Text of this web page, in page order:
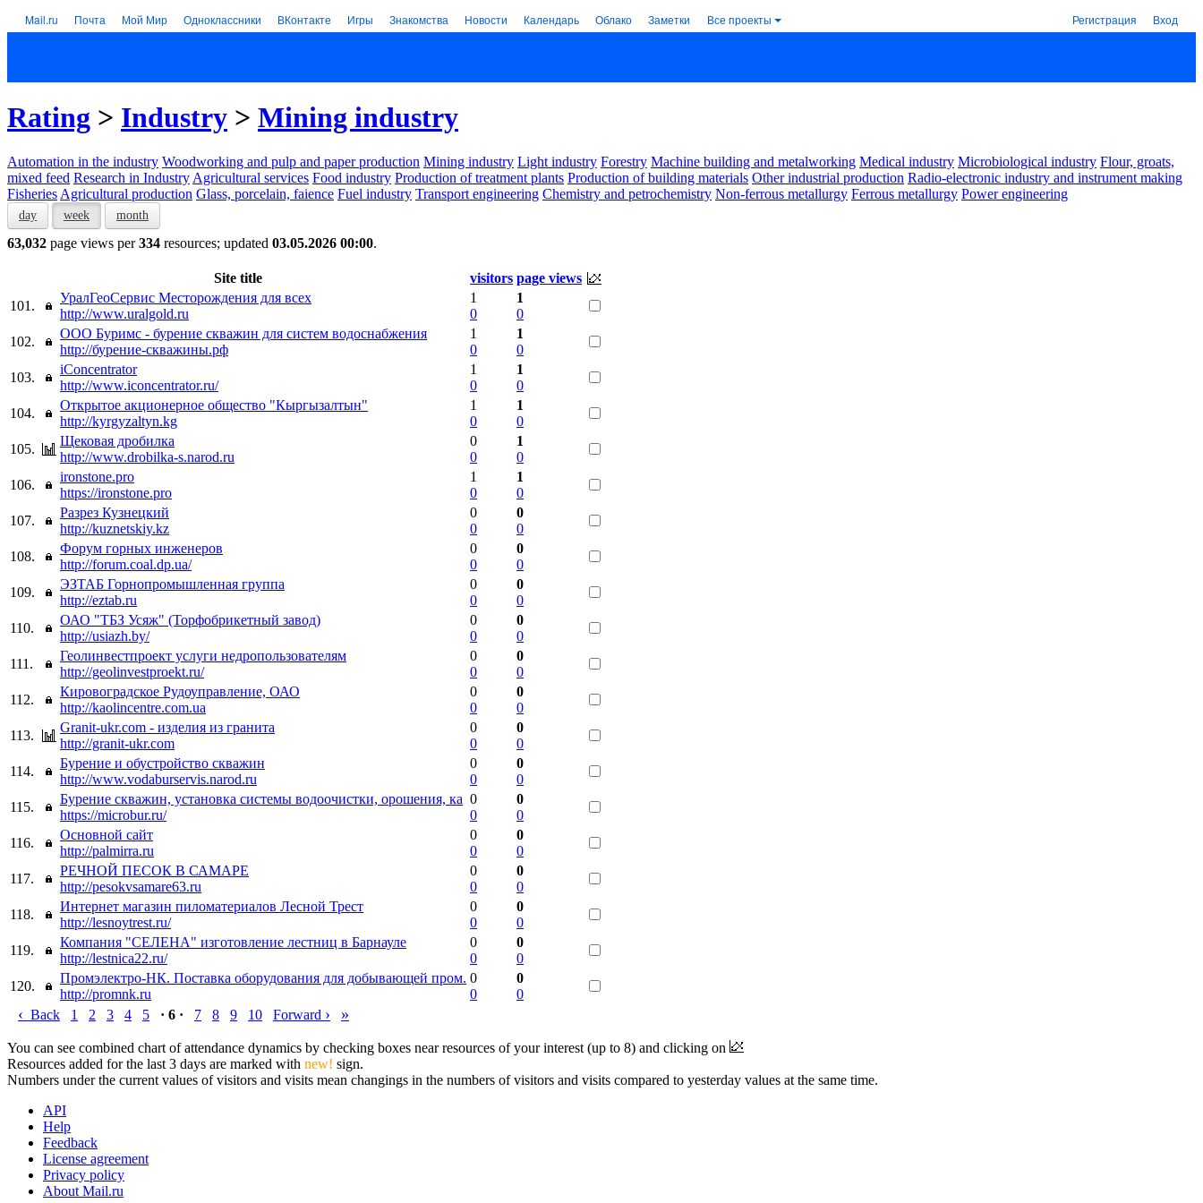
Mail.ru Почта Мой Мир Одноклассники ВКонтакте Игры Знакомства Новости Календарь Облако Заметки Все проекты Регистрация Вход
Rating > Industry > Mining industry
Automation in the industry Woodworking and pulp and paper production Mining industry Light industry Forestry Machine building and metalworking Medical industry Microbiological industry Flour, groats,
mixed feed Research in Industry Agricultural services Food industry Production of treatment plants Production of building materials Other industrial production Radio-electronic industry and instrument making
Fisheries Agricultural production Glass, porcelain, faience Fuel industry Transport engineering Chemistry and petrochemistry Non-ferrous metallurgy Ferrous metallurgy Power engineering
day week month
63,032 page views per334 resources; updated 03.05.2026 00:00.
Site title visitors page views
101.
УралГеоСервис Месторождения для всех
http://www.uralgold.ru
1
0
1
0
102.
ООО Буримс - бурение скважин для систем водоснабжения
http://бурение-скважины.рф
1
0
1
0
103.
iConcentrator
http://www.iconcentrator.ru/
1
0
1
0
104.
Открытое акционерное общество "Кыргызалтын"
http://kyrgyzaltyn.kg
1
0
1
0
105.
Щековая дробилка
http://www.drobilka-s.narod.ru
0
0
1
0
106.
ironstone.pro
https://ironstone.pro
1
0
1
0
107.
Разрез Кузнецкий
http://kuznetskiy.kz
0
0
0
0
108.
Форум горных инженеров
http://forum.coal.dp.ua/
0
0
0
0
109.
ЭЗТАБ Горнопромышленная группа
http://eztab.ru
0
0
0
0
110.
ОАО "ТБЗ Усяж" (Торфобрикетный завод)
http://usiazh.by/
0
0
0
0
111.
Геолинвестпроект услуги недропользователям
http://geolinvestproekt.ru/
0
0
0
0
112.
Кировоградское Рудоуправление, ОАО
http://kaolincentre.com.ua
0
0
0
0
113.
Granit-ukr.com - изделия из гранита
http://granit-ukr.com
0
0
0
0
114.
Бурение и обустройство скважин
http://www.vodaburservis.narod.ru
0
0
0
0
115.
Бурение скважин, установка системы водоочистки, орошения, ка
https://microbur.ru/
0
0
0
0
116.
Основной сайт
http://palmirra.ru
0
0
0
0
117.
РЕЧНОЙ ПЕСОК В САМАРЕ
http://pesokvsamare63.ru
0
0
0
0
118.
Интернет магазин пиломатериалов Лесной Трест
http://lesnoytrest.ru/
0
0
0
0
119.
Компания "СЕЛЕНА" изготовление лестниц в Барнауле
http://lestnica22.ru/
0
0
0
0
120.
Промэлектро-НК. Поставка оборудования для добывающей пром.
http://promnk.ru
0
0
0
0
‹ Back 1 2 3 4 5 · 6 · 7 8 9 10 Forward › »
You can see combined chart of attendance dynamics by checking boxes near resources of your interest (up to 8) and clicking on
Resources added for the last 3 days are marked with new! sign.
Numbers under the current values of visitors and visits mean changings in the numbers of visitors and visits compared to yesterday values at the same time.
API
Help
Feedback
License agreement
Privacy policy
About Mail.ru